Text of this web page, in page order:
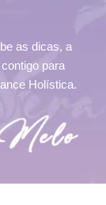
as dicas, a
para
Holística.